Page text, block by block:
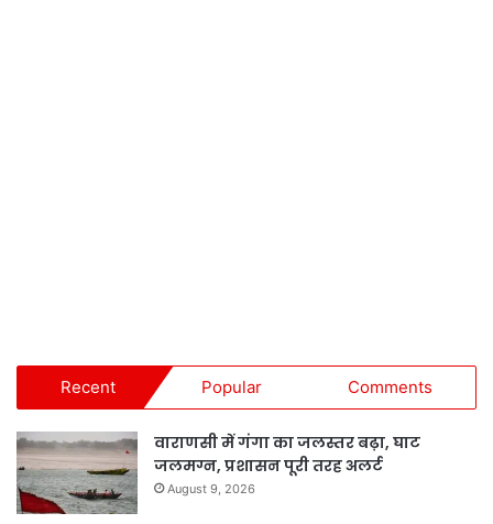
Recent Popular Comments
वाराणसी में गंगा का जलस्तर बढ़ा, घाट
जलमग्न, प्रशासन पूरी तरह अलर्ट
August 9, 2026